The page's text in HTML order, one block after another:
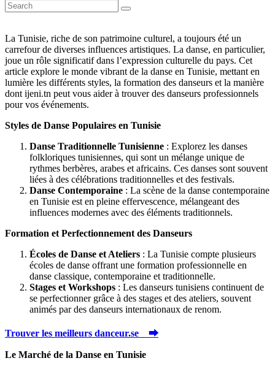
La Tunisie, riche de son patrimoine culturel, a toujours été un
carrefour de diverses influences artistiques. La danse, en particulier,
joue un rôle significatif dans l’expression culturelle du pays. Cet
article explore le monde vibrant de la danse en Tunisie, mettant en
lumière les différents styles, la formation des danseurs et la manière
dont ijeni.tn peut vous aider à trouver des danseurs professionnels
pour vos événements.
Styles de Danse Populaires en Tunisie
Danse Traditionnelle Tunisienne : Explorez les danses
folkloriques tunisiennes, qui sont un mélange unique de
rythmes berbères, arabes et africains. Ces danses sont souvent
liées à des célébrations traditionnelles et des festivals.
Danse Contemporaine : La scène de la danse contemporaine
en Tunisie est en pleine effervescence, mélangeant des
influences modernes avec des éléments traditionnels.
Formation et Perfectionnement des Danseurs
Écoles de Danse et Ateliers : La Tunisie compte plusieurs
écoles de danse offrant une formation professionnelle en
danse classique, contemporaine et traditionnelle.
Stages et Workshops : Les danseurs tunisiens continuent de
se perfectionner grâce à des stages et des ateliers, souvent
animés par des danseurs internationaux de renom.
Trouver les meilleurs danceur.se ⮕
Le Marché de la Danse en Tunisie